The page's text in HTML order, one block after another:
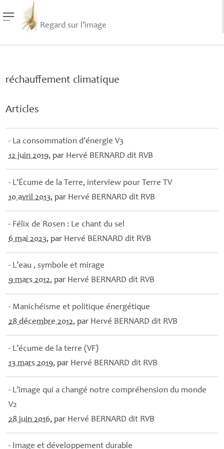
Regard sur l’image
réchauffement climatique
Articles
- La consommation d’énergie V3
12 juin 2019, par Hervé BERNARD dit RVB
- L’Écume de la Terre, interview pour Terre TV
10 avril 2013, par Hervé BERNARD dit RVB
- Félix de Rosen : Le chant du sel
6 mai 2023, par Hervé BERNARD dit RVB
- L’eau , symbole et mirage
9 mars 2012, par Hervé BERNARD dit RVB
- Manichéisme et politique énergétique
28 décembre 2012, par Hervé BERNARD dit RVB
- L’écume de la terre (VF)
13 mars 2019, par Hervé BERNARD dit RVB
- L’image qui a changé notre compréhension du monde
V2
28 juin 2016, par Hervé BERNARD dit RVB
- Image et développement durable